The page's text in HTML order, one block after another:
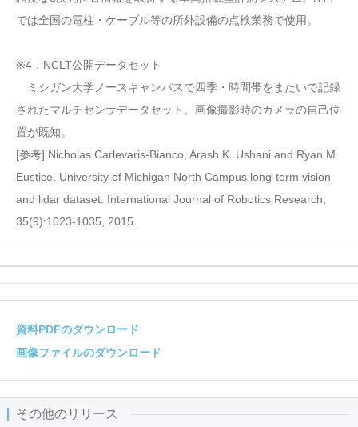
では全国の電柱・ケーブル等の所外設備の点検業務で使用。
※4．NCLT公開データセット
ミシガン大学ノースキャンパスで四季・時間帯をまたいで記録
されたマルチセンサデータセット。画像撮影時のカメラの自己位
置が既知。
[参考] Nicholas Carlevaris-Bianco, Arash K. Ushani and Ryan M.
Eustice, University of Michigan North Campus long-term vision
and lidar dataset. International Journal of Robotics Research,
35(9):1023-1035, 2015.
資料PDFのダウンロード
画像ファイルのダウンロード
その他のリリース